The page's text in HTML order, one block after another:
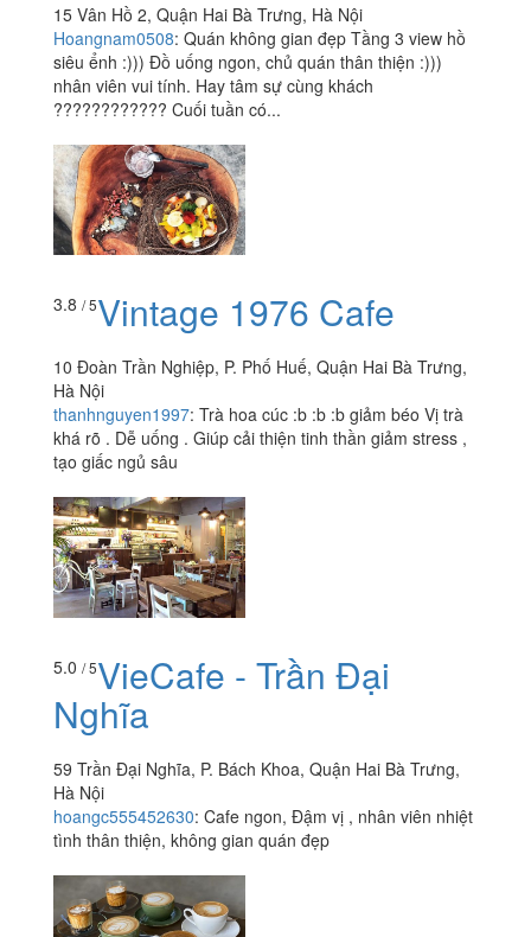
15 Vân Hồ 2, Quận Hai Bà Trưng, Hà Nội
Hoangnam0508: Quán không gian đẹp Tầng 3 view hồ
siêu ểnh :))) Đồ uống ngon, chủ quán thân thiện :)))
nhân viên vui tính. Hay tâm sự cùng khách
???????????? Cuối tuần có...
3.8 / 5Vintage 1976 Cafe
10 Đoàn Trần Nghiệp, P. Phố Huế, Quận Hai Bà Trưng,
Hà Nội
thanhnguyen1997: Trà hoa cúc :b :b :b giảm béo Vị trà
khá rõ . Dễ uống . Giúp cải thiện tinh thần giảm stress ,
tạo giấc ngủ sâu
5.0 / 5VieCafe - Trần Đại
Nghĩa
59 Trần Đại Nghĩa, P. Bách Khoa, Quận Hai Bà Trưng,
Hà Nội
hoangc555452630: Cafe ngon, Đậm vị , nhân viên nhiệt
tình thân thiện, không gian quán đẹp